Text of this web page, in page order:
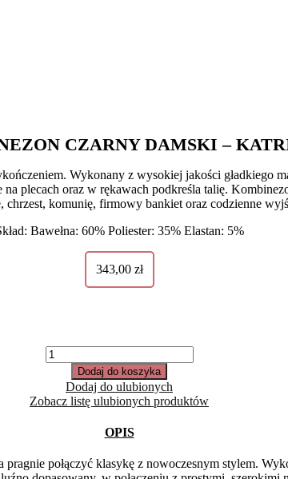
CZARNY DAMSKI –
Wykonany z wysokiej jakości gładkiego
plecach oraz w rękawach podkreśla talię.
chrzest, komunię, firmowy bankiet oraz codzienne
Bawełna: 60% Poliester: 35% Elastan: 5%
343,00 zł
ilość
Kombinezon
czarny
damski
-
Dodaj do koszyka
Dodaj do ulubionych
Zobacz listę ulubionych produktów
OPIS
połączyć klasykę z nowoczesnym stylem.